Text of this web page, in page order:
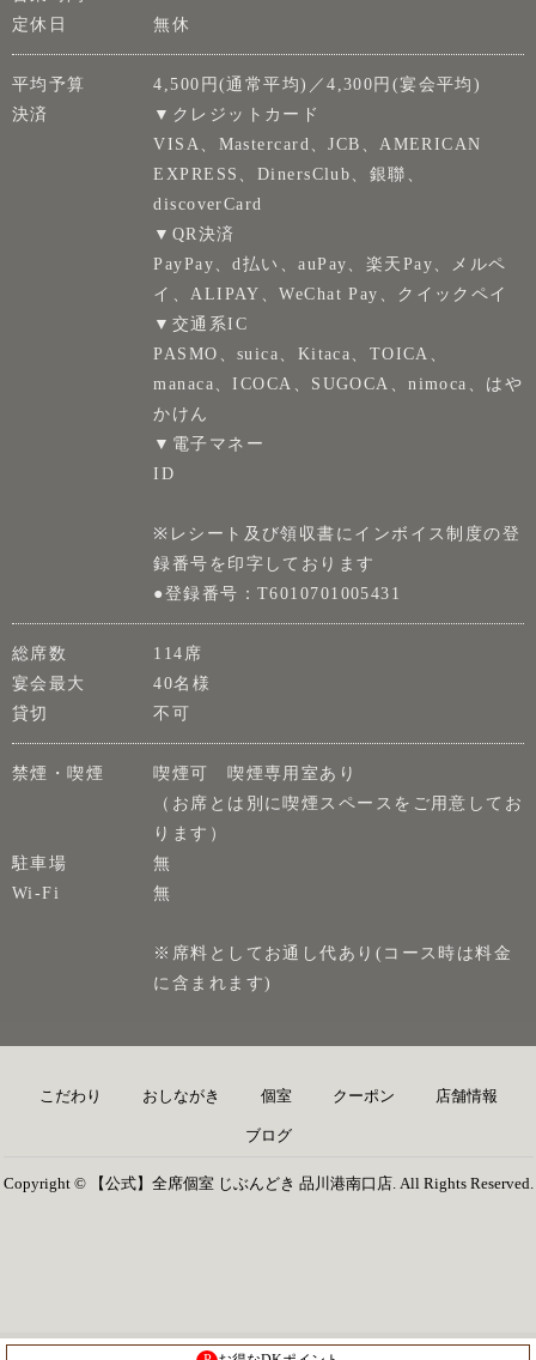
定休日
無休
平均予算
4,500円(通常平均)／4,300円(宴会平均)
決済
▼クレジットカード
VISA、Mastercard、JCB、AMERICAN
EXPRESS、DinersClub、銀聯、
discoverCard
▼QR決済
PayPay、d払い、auPay、楽天Pay、メルペ
イ、ALIPAY、WeChat Pay、クイックペイ
▼交通系IC
PASMO、suica、Kitaca、TOICA、
manaca、ICOCA、SUGOCA、nimoca、はや
かけん
▼電子マネー
ID
※レシート及び領収書にインボイス制度の登
録番号を印字しております
●登録番号：T6010701005431
総席数
114席
宴会最大
40名様
貸切
不可
禁煙・喫煙
喫煙可 喫煙専用室あり
（お席とは別に喫煙スペースをご用意してお
ります）
駐車場
無
Wi-Fi
無
※席料としてお通し代あり(コース時は料金
に含まれます)
こだわり おしながき 個室 クーポン 店舗情報
ブログ
Copyright © 【公式】全席個室 じぶんどき 品川港南口店. All Rights Reserved.